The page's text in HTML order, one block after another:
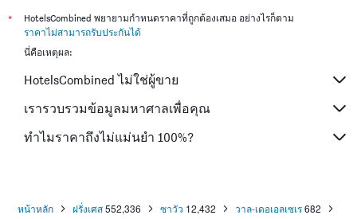
*
HotelsCombined พยายามกำหนดราคาที่ถูกต้องเสมอ อย่างไรก็ตาม
ราคาไม่สามารถรับประกันได้
นี่คือเหตุผล:
HotelsCombined ไม่ใช่ผู้ขาย
เรารวบรวมข้อมูลมหาศาลเพื่อคุณ
ทำไมราคาถึงไม่แม่นยำ 100%?
หน้าหลัก ฝรั่งเศส 552,336 ซาวัว 12,432 วาล-เดอเอลเซเร 682